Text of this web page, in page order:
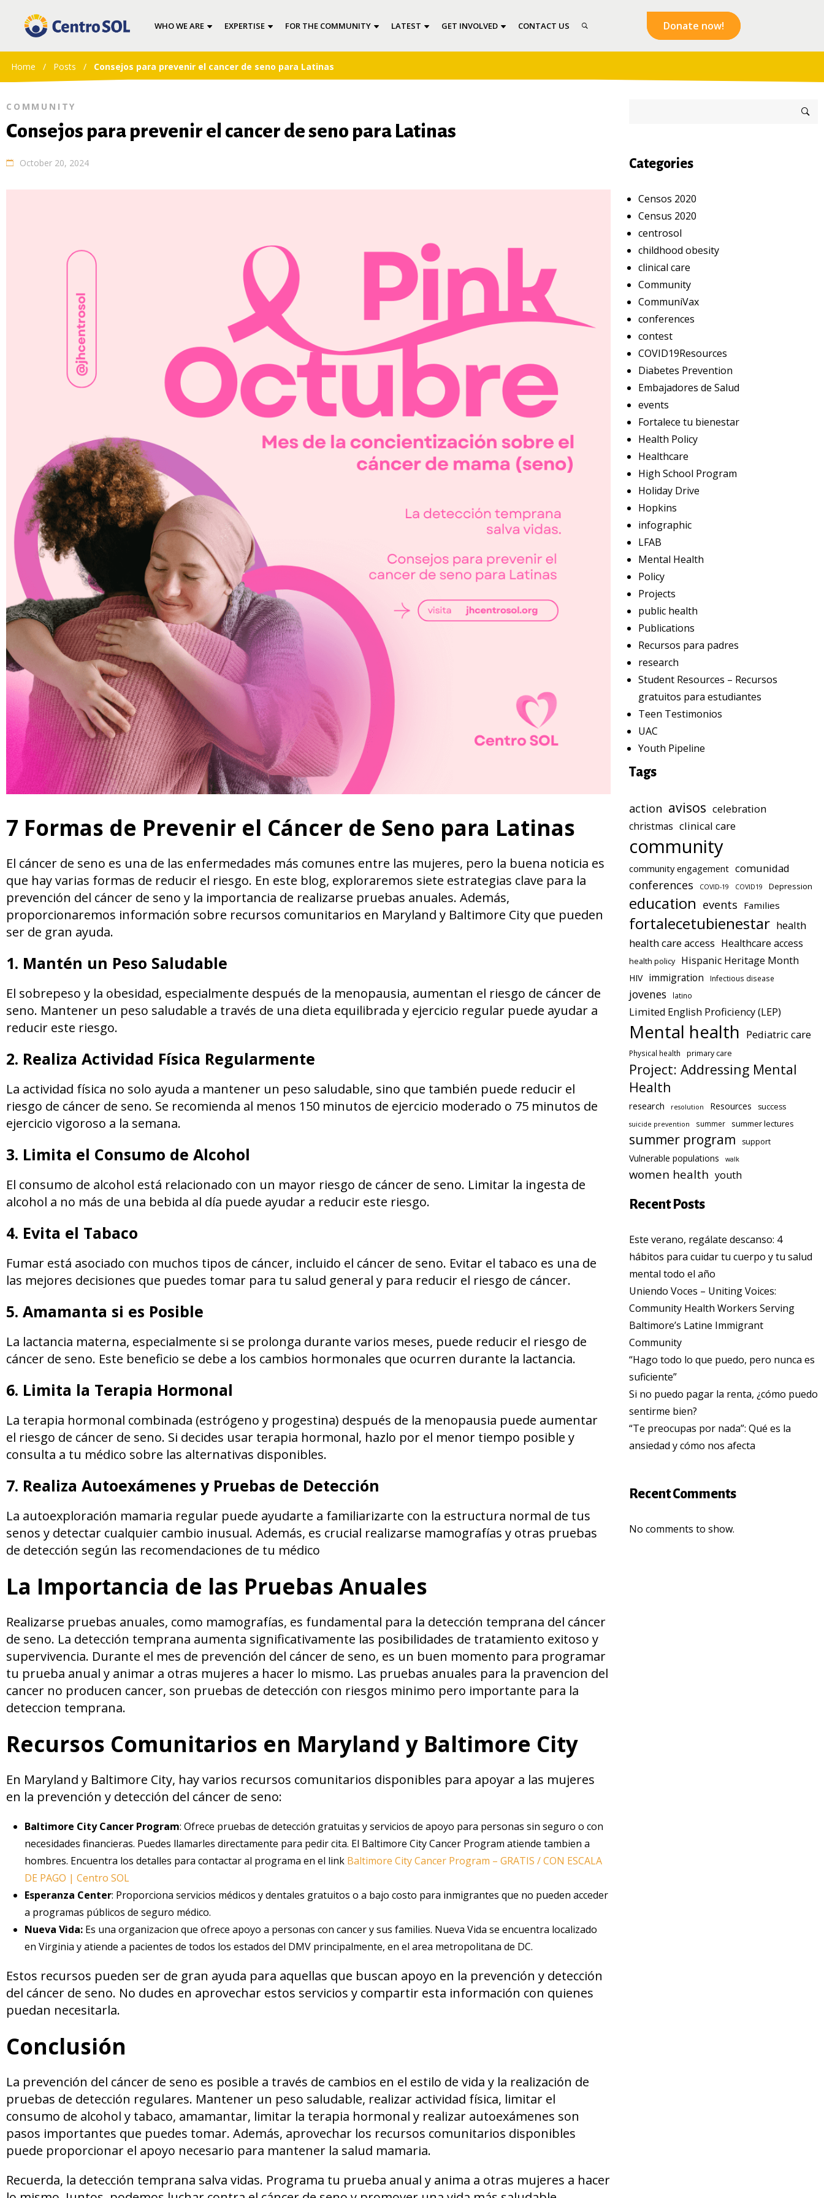
WHO WE ARE EXPERTISE FOR THE COMMUNITY LATEST GET INVOLVED CONTACT US Donate now!
Home / Posts / Consejos para prevenir el cancer de seno para Latinas
COMMUNITY
Consejos para prevenir el cancer de seno para Latinas
October 20, 2024
7 Formas de Prevenir el Cáncer de Seno para Latinas
El cáncer de seno es una de las enfermedades más comunes entre las mujeres, pero la buena noticia es
que hay varias formas de reducir el riesgo. En este blog, exploraremos siete estrategias clave para la
prevención del cáncer de seno y la importancia de realizarse pruebas anuales. Además,
proporcionaremos información sobre recursos comunitarios en Maryland y Baltimore City que pueden
ser de gran ayuda.
1. Mantén un Peso Saludable
El sobrepeso y la obesidad, especialmente después de la menopausia, aumentan el riesgo de cáncer de
seno. Mantener un peso saludable a través de una dieta equilibrada y ejercicio regular puede ayudar a
reducir este riesgo.
2. Realiza Actividad Física Regularmente
La actividad física no solo ayuda a mantener un peso saludable, sino que también puede reducir el
riesgo de cáncer de seno. Se recomienda al menos 150 minutos de ejercicio moderado o 75 minutos de
ejercicio vigoroso a la semana.
3. Limita el Consumo de Alcohol
El consumo de alcohol está relacionado con un mayor riesgo de cáncer de seno. Limitar la ingesta de
alcohol a no más de una bebida al día puede ayudar a reducir este riesgo.
4. Evita el Tabaco
Fumar está asociado con muchos tipos de cáncer, incluido el cáncer de seno. Evitar el tabaco es una de
las mejores decisiones que puedes tomar para tu salud general y para reducir el riesgo de cáncer.
5. Amamanta si es Posible
La lactancia materna, especialmente si se prolonga durante varios meses, puede reducir el riesgo de
cáncer de seno. Este beneficio se debe a los cambios hormonales que ocurren durante la lactancia.
6. Limita la Terapia Hormonal
La terapia hormonal combinada (estrógeno y progestina) después de la menopausia puede aumentar
el riesgo de cáncer de seno. Si decides usar terapia hormonal, hazlo por el menor tiempo posible y
consulta a tu médico sobre las alternativas disponibles.
7. Realiza Autoexámenes y Pruebas de Detección
La autoexploración mamaria regular puede ayudarte a familiarizarte con la estructura normal de tus
senos y detectar cualquier cambio inusual. Además, es crucial realizarse mamografías y otras pruebas
de detección según las recomendaciones de tu médico
La Importancia de las Pruebas Anuales
Realizarse pruebas anuales, como mamografías, es fundamental para la detección temprana del cáncer
de seno. La detección temprana aumenta significativamente las posibilidades de tratamiento exitoso y
supervivencia. Durante el mes de prevención del cáncer de seno, es un buen momento para programar
tu prueba anual y animar a otras mujeres a hacer lo mismo. Las pruebas anuales para la pravencion del
cancer no producen cancer, son pruebas de detección con riesgos minimo pero importante para la
deteccion temprana.
Recursos Comunitarios en Maryland y Baltimore City
En Maryland y Baltimore City, hay varios recursos comunitarios disponibles para apoyar a las mujeres
en la prevención y detección del cáncer de seno:
Baltimore City Cancer Program: Ofrece pruebas de detección gratuitas y servicios de apoyo para personas sin seguro o con
necesidades financieras. Puedes llamarles directamente para pedir cita. El Baltimore City Cancer Program atiende tambien a
hombres. Encuentra los detalles para contactar al programa en el link Baltimore City Cancer Program – GRATIS / CON ESCALA
DE PAGO | Centro SOL
Esperanza Center: Proporciona servicios médicos y dentales gratuitos o a bajo costo para inmigrantes que no pueden acceder
a programas públicos de seguro médico.
Nueva Vida: Es una organizacion que ofrece apoyo a personas con cancer y sus families. Nueva Vida se encuentra localizado
en Virginia y atiende a pacientes de todos los estados del DMV principalmente, en el area metropolitana de DC.
Estos recursos pueden ser de gran ayuda para aquellas que buscan apoyo en la prevención y detección
del cáncer de seno. No dudes en aprovechar estos servicios y compartir esta información con quienes
puedan necesitarla.
Conclusión
La prevención del cáncer de seno es posible a través de cambios en el estilo de vida y la realización de
pruebas de detección regulares. Mantener un peso saludable, realizar actividad física, limitar el
consumo de alcohol y tabaco, amamantar, limitar la terapia hormonal y realizar autoexámenes son
pasos importantes que puedes tomar. Además, aprovechar los recursos comunitarios disponibles
puede proporcionar el apoyo necesario para mantener la salud mamaria.
Recuerda, la detección temprana salva vidas. Programa tu prueba anual y anima a otras mujeres a hacer
Categories
Censos 2020
Census 2020
centrosol
childhood obesity
clinical care
Community
CommuniVax
conferences
contest
COVID19Resources
Diabetes Prevention
Embajadores de Salud
events
Fortalece tu bienestar
Health Policy
Healthcare
High School Program
Holiday Drive
Hopkins
infographic
LFAB
Mental Health
Policy
Projects
public health
Publications
Recursos para padres
research
Student Resources – Recursos
gratuitos para estudiantes
Teen Testimonios
UAC
Youth Pipeline
Tags
action avisos celebration
christmas clinical care
community
community engagement comunidad
conferences COVID-19 COVID19 Depression
education events Families
fortalecetubienestar health
health care access Healthcare access
health policy Hispanic Heritage Month
HIV immigration Infectious disease
jovenes latino
Limited English Proficiency (LEP)
Mental health Pediatric care
Physical health primary care
Project: Addressing Mental
Health
research resolution Resources success
suicide prevention summer summer lectures
summer program support
Vulnerable populations walk
women health youth
Recent Posts
Este verano, regálate descanso: 4
hábitos para cuidar tu cuerpo y tu salud
mental todo el año
Uniendo Voces – Uniting Voices:
Community Health Workers Serving
Baltimore’s Latine Immigrant
Community
“Hago todo lo que puedo, pero nunca es
suficiente”
Si no puedo pagar la renta, ¿cómo puedo
sentirme bien?
“Te preocupas por nada”: Qué es la
ansiedad y cómo nos afecta
Recent Comments
No comments to show.